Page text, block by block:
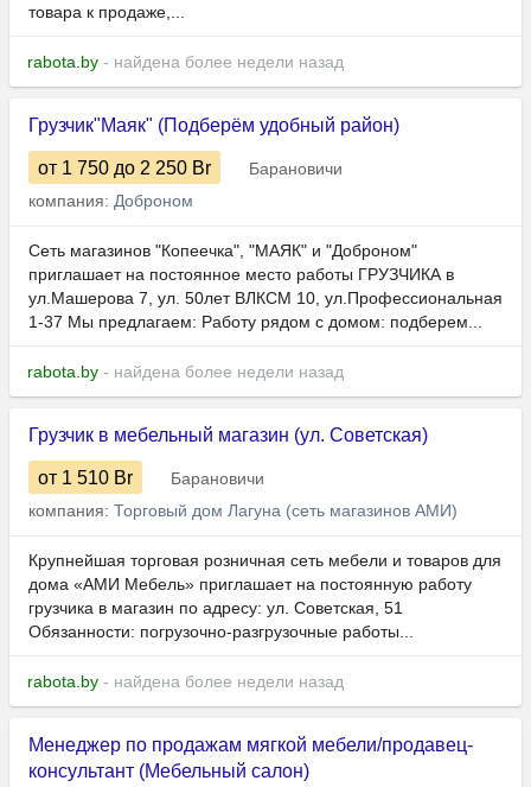
товара к продаже,...
rabota.by - найдена более недели назад
Грузчик"Маяк" (Подберём удобный район)
от 1 750 до 2 250 Br
Барановичи
компания: Доброном
Сеть магазинов "Копеечка", "МАЯК" и "Доброном"
приглашает на постоянное место работы ГРУЗЧИКА в
ул.Машерова 7, ул. 50лет ВЛКСМ 10, ул.Профессиональная
1-37 Мы предлагаем: Работу рядом с домом: подберем...
rabota.by - найдена более недели назад
Грузчик в мебельный магазин (ул. Советская)
от 1 510 Br
Барановичи
компания: Торговый дом Лагуна (сеть магазинов АМИ)
Крупнейшая торговая розничная сеть мебели и товаров для
дома «АМИ Мебель» приглашает на постоянную работу
грузчика в магазин по адресу: ул. Советская, 51
Обязанности: погрузочно-разгрузочные работы...
rabota.by - найдена более недели назад
Менеджер по продажам мягкой мебели/продавец-
консультант (Мебельный салон)